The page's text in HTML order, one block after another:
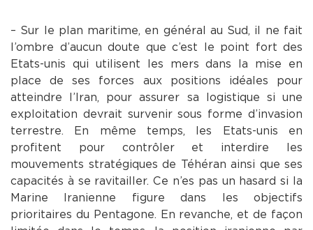
– Sur le plan maritime, en général au Sud, il ne fait
l’ombre d’aucun doute que c’est le point fort des
Etats-unis qui utilisent les mers dans la mise en
place de ses forces aux positions idéales pour
atteindre l’Iran, pour assurer sa logistique si une
exploitation devrait survenir sous forme d’invasion
terrestre. En même temps, les Etats-unis en
profitent pour contrôler et interdire les
mouvements stratégiques de Téhéran ainsi que ses
capacités à se ravitailler. Ce n’es pas un hasard si la
Marine Iranienne figure dans les objectifs
prioritaires du Pentagone. En revanche, et de façon